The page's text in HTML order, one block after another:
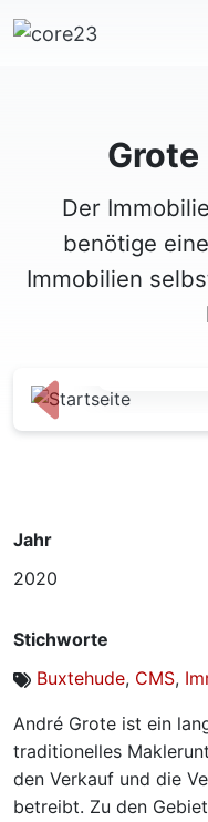
Der
benötige
Immobilien
Zurück
Jahr
2020
Stichworte
Buxtehude, CMS,
André Grote ist ein
traditionelles
den Verkauf und die
betreibt. Zu den